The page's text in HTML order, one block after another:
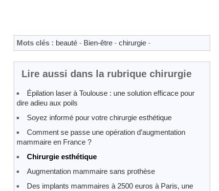
Mots clés : beauté - Bien-être - chirurgie -
Lire aussi dans la rubrique chirurgie
Épilation laser à Toulouse : une solution efficace pour
dire adieu aux poils
Soyez informé pour votre chirurgie esthétique
Comment se passe une opération d’augmentation
mammaire en France ?
Chirurgie esthétique
Augmentation mammaire sans prothèse
Des implants mammaires à 2500 euros à Paris, une